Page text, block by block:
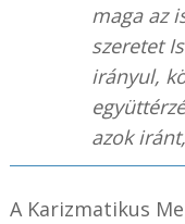
maga az
szeretet
irányul,
azok
A Karizmatikus